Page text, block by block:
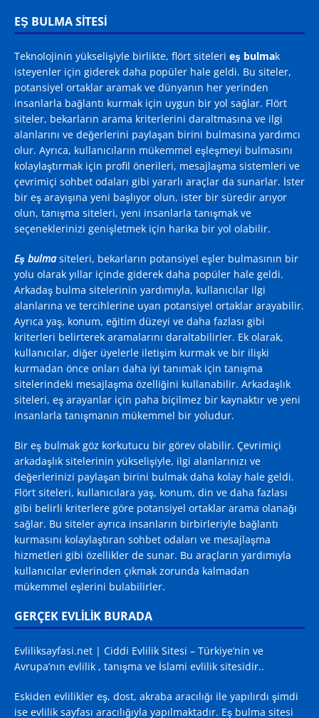
EŞ BULMA SITESI
Teknolojinin yükselişiyle birlikte, flört siteleri eş bulmak
isteyenler için giderek daha popüler hale geldi. Bu siteler,
potansiyel ortaklar aramak ve dünyanın her yerinden
insanlarla bağlantı kurmak için uygun bir yol sağlar. Flört
siteler, bekarların arama kriterlerini daraltmasına ve ilgi
alanlarını ve değerlerini paylaşan birini bulmasına yardımcı
olur. Ayrıca, kullanıcıların mükemmel eşleşmeyi bulmasını
kolaylaştırmak için profil önerileri, mesajlaşma sistemleri ve
çevrimiçi sohbet odaları gibi yararlı araçlar da sunarlar. İster
bir eş arayışına yeni başlıyor olun, ister bir süredir arıyor
olun, tanışma siteleri, yeni insanlarla tanışmak ve
seçeneklerinizi genişletmek için harika bir yol olabilir.
Eş bulmasiteleri, bekarların potansiyel eşler bulmasının bir
yolu olarak yıllar içinde giderek daha popüler hale geldi.
Arkadaş bulma sitelerinin yardımıyla, kullanıcılar ilgi
alanlarına ve tercihlerine uyan potansiyel ortaklar arayabilir.
Ayrıca yaş, konum, eğitim düzeyi ve daha fazlası gibi
kriterleri belirterek aramalarını daraltabilirler. Ek olarak,
kullanıcılar, diğer üyelerle iletişim kurmak ve bir ilişki
kurmadan önce onları daha iyi tanımak için tanışma
sitelerindeki mesajlaşma özelliğini kullanabilir. Arkadaşlık
siteleri, eş arayanlar için paha biçilmez bir kaynaktır ve yeni
insanlarla tanışmanın mükemmel bir yoludur.
Bir eş bulmak göz korkutucu bir görev olabilir. Çevrimiçi
arkadaşlık sitelerinin yükselişiyle, ilgi alanlarınızı ve
değerlerinizi paylaşan birini bulmak daha kolay hale geldi.
Flört siteleri, kullanıcılara yaş, konum, din ve daha fazlası
gibi belirli kriterlere göre potansiyel ortaklar arama olanağı
sağlar. Bu siteler ayrıca insanların birbirleriyle bağlantı
kurmasını kolaylaştıran sohbet odaları ve mesajlaşma
hizmetleri gibi özellikler de sunar. Bu araçların yardımıyla
kullanıcılar evlerinden çıkmak zorunda kalmadan
mükemmel eşlerini bulabilirler.
GERÇEK EVLİLİK BURADA
Evliliksayfasi.net | Ciddi Evlilik Sitesi – Türkiye’nin ve
Avrupa’nın evlilik , tanışma ve İslami evlilik sitesidir..
Eskiden evlilikler eş, dost, akraba aracılığı ile yapılırdı şimdi
ise evlilik sayfası aracılığıyla yapılmaktadır. Eş bulma sitesi